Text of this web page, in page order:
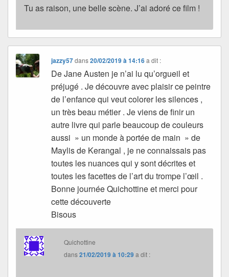
Tu as raison, une belle scène. J’ai adoré ce film !
jazzy57dans20/02/2019 à 14:16 a dit :
De Jane Austen je n’ai lu qu’orgueil et
préjugé . Je découvre avec plaisir ce peintre
de l’enfance qui veut colorer les silences ,
un très beau métier . Je viens de finir un
autre livre qui parle beaucoup de couleurs
aussi » un monde à portée de main » de
Maylis de Kerangal , je ne connaissais pas
toutes les nuances qui y sont décrites et
toutes les facettes de l’art du trompe l’œil .
Bonne journée Quichottine et merci pour
cette découverte
Bisous
Quichottine
dans21/02/2019 à 10:29a dit :